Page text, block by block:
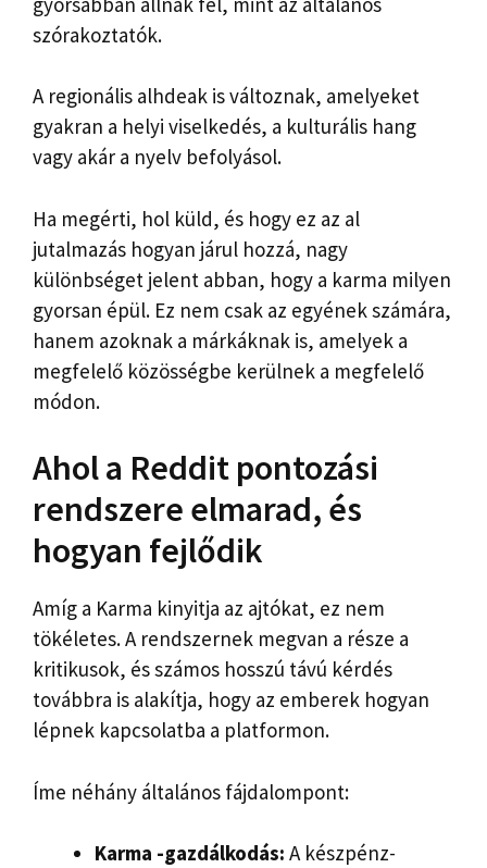
szórakoztatók.
A regionális alhdeak is változnak, amelyeket
gyakran a helyi viselkedés, a kulturális hang
vagy akár a nyelv befolyásol.
Ha megérti, hol küld, és hogy ez az al
jutalmazás hogyan járul hozzá, nagy
különbséget jelent abban, hogy a karma milyen
gyorsan épül. Ez nem csak az egyének számára,
hanem azoknak a márkáknak is, amelyek a
megfelelő közösségbe kerülnek a megfelelő
módon.
Ahol a Reddit pontozási
rendszere elmarad, és
hogyan fejlődik
Amíg a Karma kinyitja az ajtókat, ez nem
tökéletes. A rendszernek megvan a része a
kritikusok, és számos hosszú távú kérdés
továbbra is alakítja, hogy az emberek hogyan
lépnek kapcsolatba a platformon.
Íme néhány általános fájdalompont:
Karma -gazdálkodás: A készpénz-